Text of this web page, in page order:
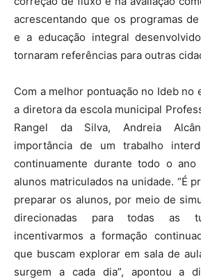
acrescentando que os programas
e a educação integral
tornaram referências para outras
Com a melhor pontuação no Ideb no
a diretora da escola municipal
Rangel da Silva, Andreia
importância de um trabalho
continuamente durante todo o
alunos matriculados na unidade. “É
preparar os alunos, por meio de
direcionadas para todas as
incentivarmos a formação
que buscam explorar em sala de
surgem a cada dia”, apontou a